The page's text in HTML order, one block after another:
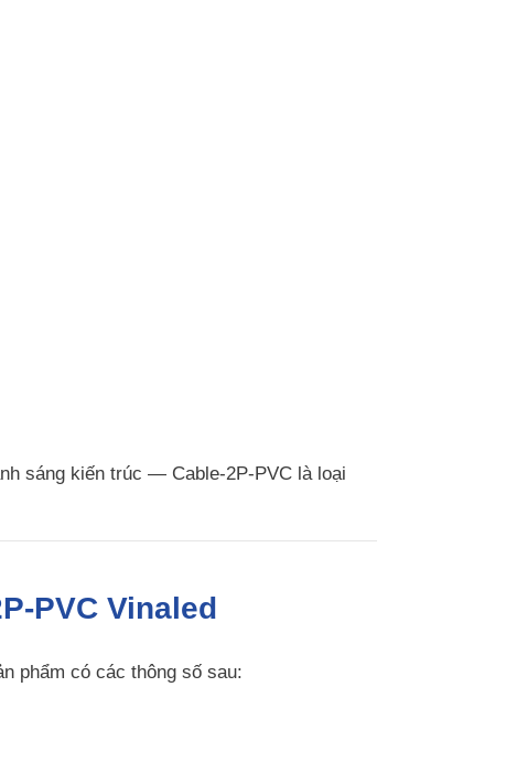
sáng kiến trúc — Cable-2P-PVC là loại
PVC Vinaled
phẩm có các thông số sau: